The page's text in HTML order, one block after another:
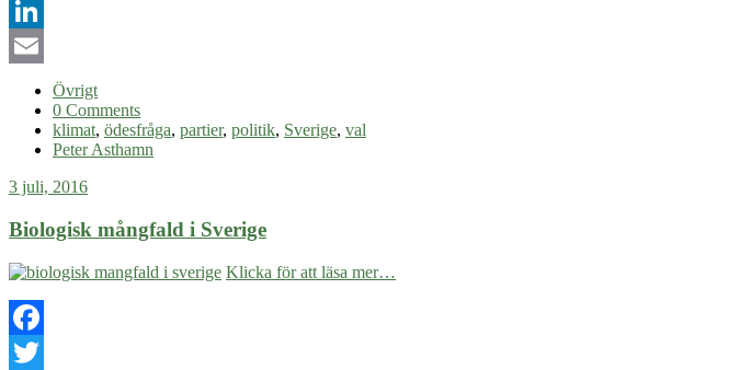
Pinterest
LinkedIn
Övrigt
0 Comments
klimat, ödesfråga, partier, politik, Sverige, val
Peter Asthamn
3 juli, 2016
Biologisk mångfald i Sverige
Klicka för att läsa mer…
Facebook